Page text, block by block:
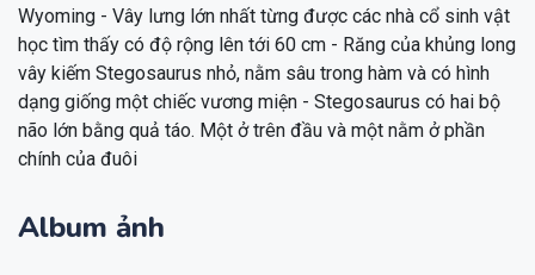
Wyoming - Vây lưng lớn nhất từng được các nhà cổ sinh vật
học tìm thấy có độ rộng lên tới 60 cm - Răng của khủng long
vây kiếm Stegosaurus nhỏ, nằm sâu trong hàm và có hình
dạng giống một chiếc vương miện - Stegosaurus có hai bộ
não lớn bằng quả táo. Một ở trên đầu và một nằm ở phần
chính của đuôi
Album ảnh